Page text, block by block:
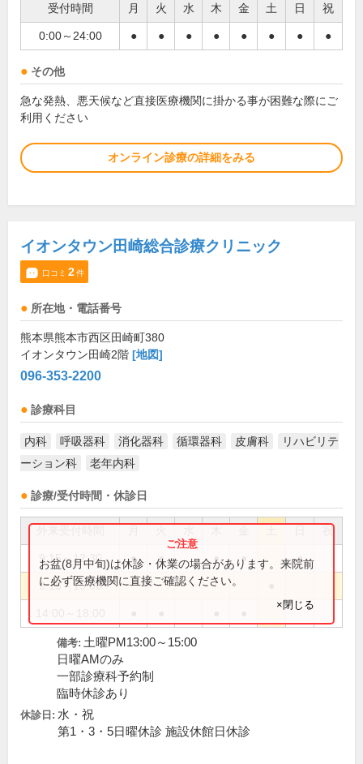
受付時間 月 火 水 木 金 土 日 祝
0:00～24:00 ● ● ● ● ● ● ● ●
その他
急な発熱、悪天候など直接医療機関に掛かる事が困難な際にご
利用ください
オンライン診療の詳細をみる
イオンタウン田崎総合診療クリニック
口コミ 2件
所在地・電話番号
熊本県熊本市西区田崎町380
イオンタウン田崎2階 [地図]
096-353-2200
診療科目
内科 呼吸器科 消化器科 循環器科 皮膚科
リハビリテ
ーション科
老年内科
診療/受付時間・休診日
祝
9:15～12:30 ● ● ● ● ●
9:15～15:00
お盆(8月中旬)は休診・休業の場合があります。来院前
に必ず医療機関に直接ご確認ください。
×閉じる
備考: 土曜PM13:00～15:00
日曜AMのみ
一部診療科予約制
臨時休診あり
休診日: 水・祝
第1・3・5日曜休診 施設休館日休診